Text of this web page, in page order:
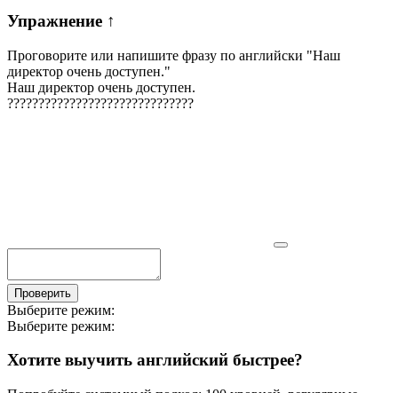
Упражнение ↑
Проговорите или напишите фразу по английски "Наш
директор очень доступен."
Наш директор очень доступен.
??????????????????????????????
Проверить
Выберите режим:
Выберите режим:
Хотите выучить английский быстрее?